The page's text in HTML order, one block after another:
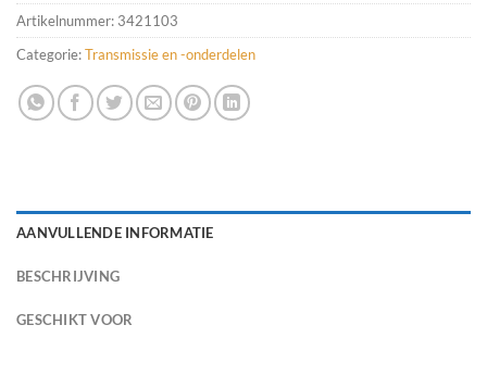
Artikelnummer: 3421103
Categorie:Transmissie en -onderdelen
AANVULLENDE INFORMATIE
BESCHRIJVING
GESCHIKT VOOR